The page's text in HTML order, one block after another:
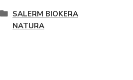
SALERM BIOKERA
NATURA